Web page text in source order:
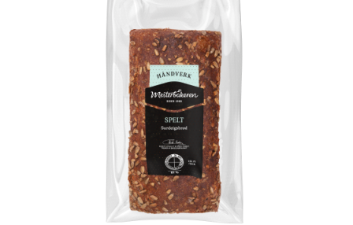
OPPSKRIFTER OG INSPIRASJON
KAKER PÅ NETT